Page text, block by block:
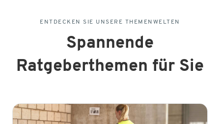
ENTDECKEN SIE UNSERE THEMENWELTEN
Spannende
Ratgeberthemen für Sie